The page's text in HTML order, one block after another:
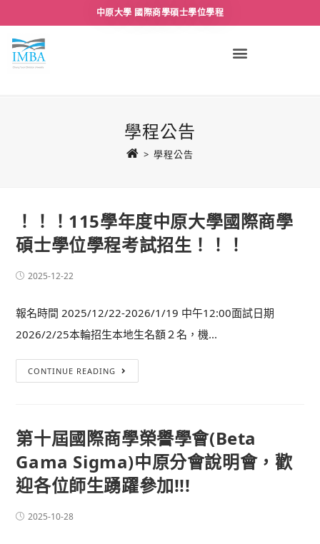
中原大學 國際商學碩士學位學程
學程公告
> 學程公告
！！！115學年度中原大學國際商學
碩士學位學程考試招生！！！
2025-12-22
報名時間 2025/12/22-2026/1/19 中午12:00面試日期
2026/2/25本輪招生本地生名額２名，機...
CONTINUE READING
第十屆國際商學榮譽學會(Beta
Gama Sigma)中原分會說明會，歡
迎各位師生踴躍參加!!!
2025-10-28